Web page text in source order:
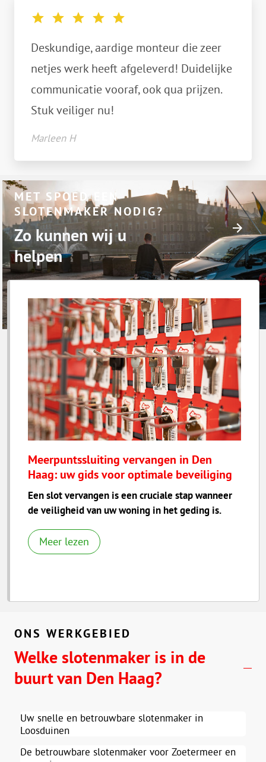
Deskundige, aardige monteur die zeer
netjes werk heeft afgeleverd! Duidelijke
communicatie vooraf, ook qua prijzen.
Stuk veiliger nu!
Marleen H
MET SPOED EEN
SLOTENMAKER NODIG?
Zo kunnen wij u
helpen
Meerpuntssluiting vervangen in Den
Haag: uw gids voor optimale beveiliging
Een slot vervangen is een cruciale stap wanneer
de veiligheid van uw woning in het geding is.
Meer lezen
ONS WERKGEBIED
Welke slotenmaker is in de
buurt van Den Haag?
Uw snelle en betrouwbare slotenmaker in
Loosduinen
De betrouwbare slotenmaker voor Zoetermeer en